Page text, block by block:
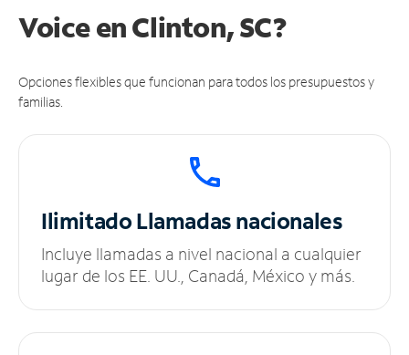
Voice en Clinton, SC?
Opciones flexibles que funcionan para todos los presupuestos y
familias.
IlimitadoLlamadas nacionales
Incluye llamadas a nivel nacional a cualquier
lugar de los EE. UU., Canadá, México y más.